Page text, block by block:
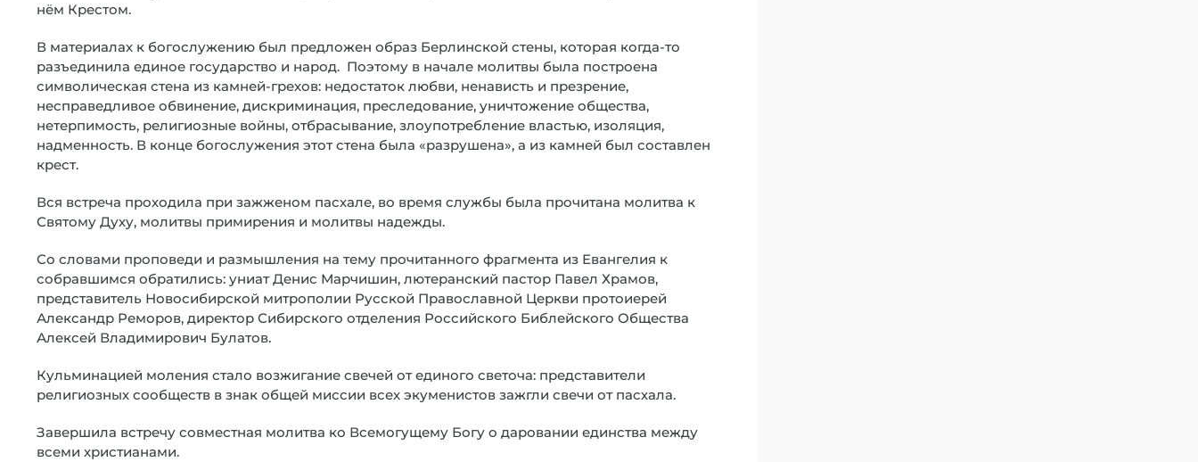
нём Крестом.
В материалах к богослужению был предложен образ Берлинской стены, которая когда-то
разъединила единое государство и народ. Поэтому в начале молитвы была построена
символическая стена из камней-грехов: недостаток любви, ненависть и презрение,
несправедливое обвинение, дискриминация, преследование, уничтожение общества,
нетерпимость, религиозные войны, отбрасывание, злоупотребление властью, изоляция,
надменность. В конце богослужения этот стена была «разрушена», а из камней был составлен
крест.
Вся встреча проходила при зажженом пасхале, во время службы была прочитана молитва к
Святому Духу, молитвы примирения и молитвы надежды.
Со словами проповеди и размышления на тему прочитанного фрагмента из Евангелия к
собравшимся обратились: униат Денис Марчишин, лютеранский пастор Павел Храмов,
представитель Новосибирской митрополии Русской Православной Церкви протоиерей
Александр Реморов, директор Сибирского отделения Российского Библейского Общества
Алексей Владимирович Булатов.
Кульминацией моления стало возжигание свечей от единого светоча: представители
религиозных сообществ в знак общей миссии всех экуменистов зажгли свечи от пасхала.
Завершила встречу совместная молитва ко Всемогущему Богу о даровании единства между
всеми христианами.